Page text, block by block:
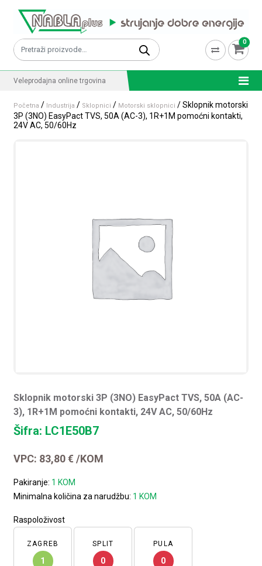
Pretraži: 0
Veleprodajna online trgovina
Početna / Industrija / Sklopnici / Motorski sklopnici / Sklopnik motorski
3P (3NO) EasyPact TVS, 50A (AC-3), 1R+1M pomoćni kontakti,
24V AC, 50/60Hz
Sklopnik motorski 3P (3NO) EasyPact TVS, 50A (AC-
3), 1R+1M pomoćni kontakti, 24V AC, 50/60Hz
Šifra: LC1E50B7
VPC: 83,80€ /KOM
Pakiranje: 1 KOM
Minimalna količina za narudžbu: 1 KOM
Raspoloživost
ZAGREB
1
SPLIT
0
PULA
0